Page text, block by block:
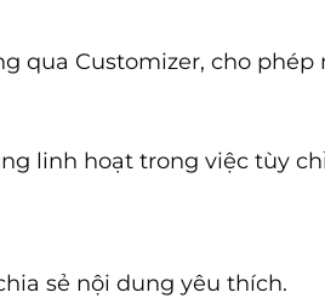
qua Customizer, cho
linh hoạt trong việc tùy
sẻ nội dung yêu thích.